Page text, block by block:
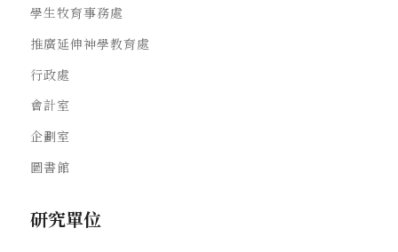
學生牧育事務處
推廣延伸神學教育處
行政處
會計室
企劃室
圖書館
研究單位